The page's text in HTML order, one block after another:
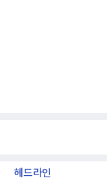
헤드라인